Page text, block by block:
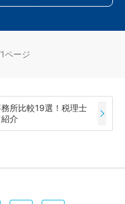
ページ
所比較19選！税理士
介